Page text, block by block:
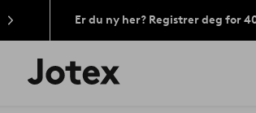
Er du ny her? Registrer deg for
Jotex’
logo